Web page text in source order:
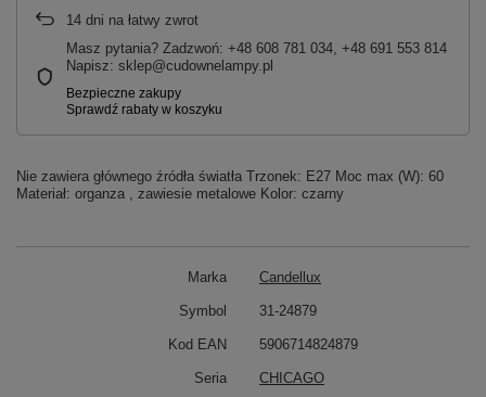
14 dni na łatwy zwrot
Masz pytania? Zadzwoń: +48 608 781 034, +48 691 553 814
Napisz: sklep@cudownelampy.pl
Nie zawiera głównego źródła światła Trzonek: E27 Moc max (W): 60
Materiał: organza , zawiesie metalowe Kolor: czarny
Marka Candellux
Symbol 31-24879
Kod EAN 5906714824879
Seria CHICAGO